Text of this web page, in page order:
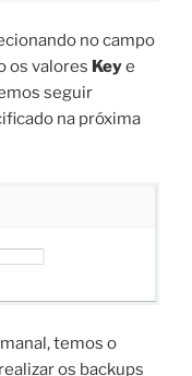
no campo
os valores Keye
seguir
na próxima
temos o
os backups